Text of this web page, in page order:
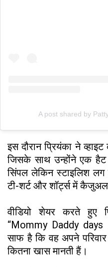
A post shared by
इस दौरान प्रियंका ने
जिसके साथ उन्होंने एक
सिंपल लेकिन स्टाइलिश लग
टी-शर्ट और शॉर्ट्स में
वीडियो शेयर करते हुए
“Mommy Daddy
साफ है कि वह अपने
कितना खास मानती हैं।